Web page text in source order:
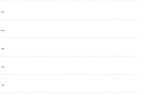
－
－
－
－
－